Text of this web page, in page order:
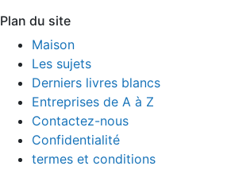
Plan du site
Maison
Les sujets
Derniers livres blancs
Entreprises de A à Z
Contactez-nous
Confidentialité
termes et conditions